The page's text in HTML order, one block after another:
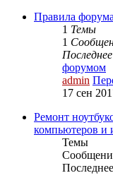
Правила
1 Темы
1
форумом
admin
17 сен
Ремонт
компьютеров и
Темы